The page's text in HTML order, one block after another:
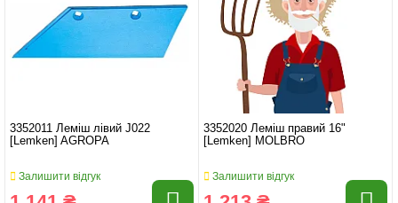
3352011 Леміш лівий J022
[Lemken] AGROPA
Залишити відгук
3352020 Леміш правий 16"
[Lemken] MOLBRO
Залишити відгук